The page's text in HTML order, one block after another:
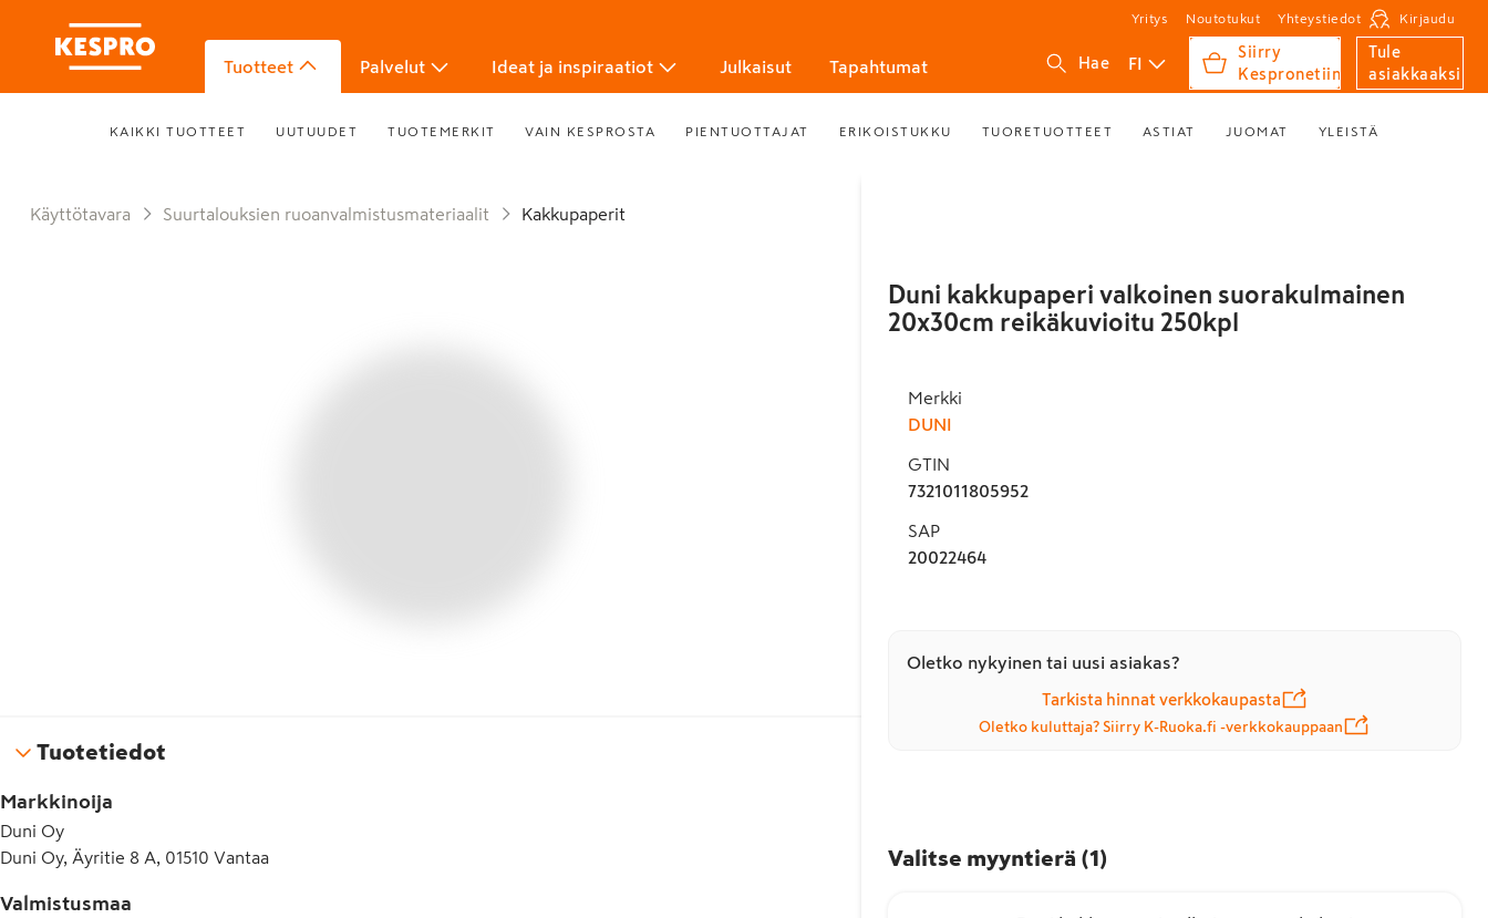
Yritys Noutotukut Yhteystiedot Kirjaudu
Tuotteet Palvelut Ideat ja inspiraatiot Julkaisut Tapahtumat Hae FI
Siirry
Kespronetiin
Tule
asiakkaaksi
KAIKKI TUOTTEET UUTUUDET TUOTEMERKIT VAIN KESPROSTA PIENTUOTTAJAT ERIKOISTUKKU TUORETUOTTEET ASTIAT JUOMAT YLEISTÄ
Käyttötavara Suurtalouksien ruoanvalmistusmateriaalit Kakkupaperit
Tuotetiedot
Markkinoija
Duni Oy
Duni Oy, Äyritie 8 A, 01510 Vantaa
Valmistusmaa
Duni kakkupaperi valkoinen suorakulmainen
20x30cm reikäkuvioitu 250kpl
Merkki
DUNI
GTIN
7321011805952
SAP
20022464
Oletko nykyinen tai uusi asiakas?
Tarkista hinnat verkkokaupasta
Oletko kuluttaja? Siirry K-Ruoka.fi -verkkokauppaan
Valitse myyntierä (1 )